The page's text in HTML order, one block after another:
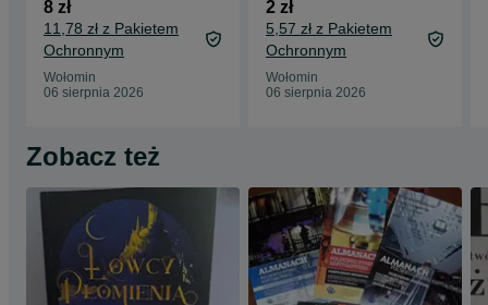
8 zł
11,78 zł z Pakietem
Ochronnym
Wołomin
06 sierpnia 2026
2 zł
5,57 zł z Pakietem
Ochronnym
Wołomin
06 sierpnia 2026
Zobacz też